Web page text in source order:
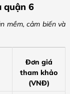
quận 6
mềm, cảm biến và
Đơn giá
tham khảo
(VNĐ)